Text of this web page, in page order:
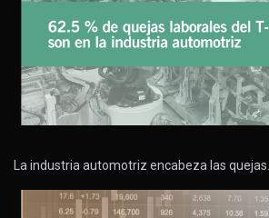
La industria automotriz encabeza las quejas…